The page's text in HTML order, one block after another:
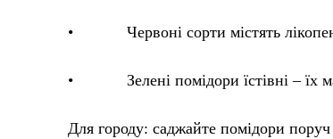
• Червоні сорти містять
• Зелені помідори їстівні – їх
Для городу: саджайте помідори поруч